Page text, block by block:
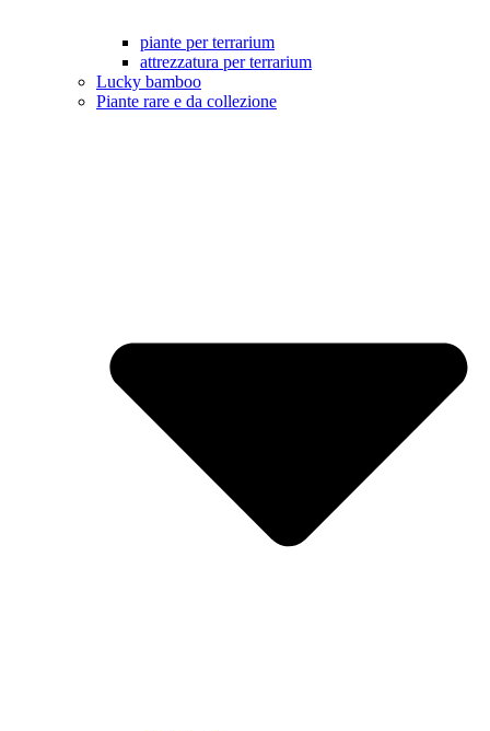
piante per terrarium
attrezzatura per terrarium
Lucky bamboo
Piante rare e da collezione